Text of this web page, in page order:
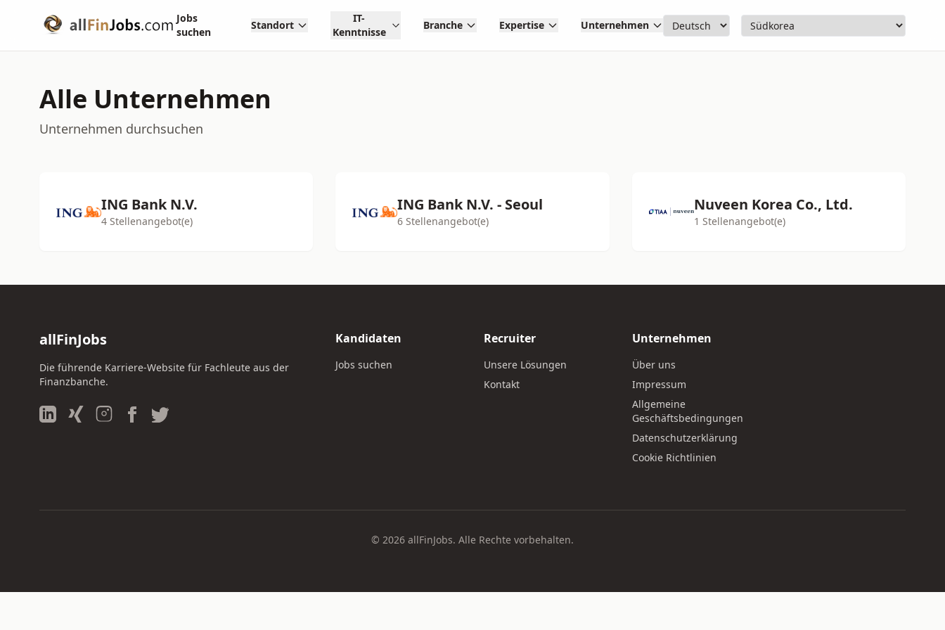
Jobs
suchen
Standort
IT-
Kenntnisse
Branche Expertise Unternehmen
Alle Unternehmen
Unternehmen durchsuchen
ING Bank N.V.
4 Stellenangebot(e)
ING Bank N.V. - Seoul
6 Stellenangebot(e)
Nuveen Korea Co., Ltd.
1 Stellenangebot(e)
allFinJobs
Die führende Karriere-Website für Fachleute aus der
Finanzbanche.
Kandidaten
Jobs suchen
Recruiter
Unsere Lösungen
Kontakt
Unternehmen
Über uns
Impressum
Allgemeine
Geschäftsbedingungen
Datenschutzerklärung
Cookie Richtlinien
© 2026 allFinJobs. Alle Rechte vorbehalten.